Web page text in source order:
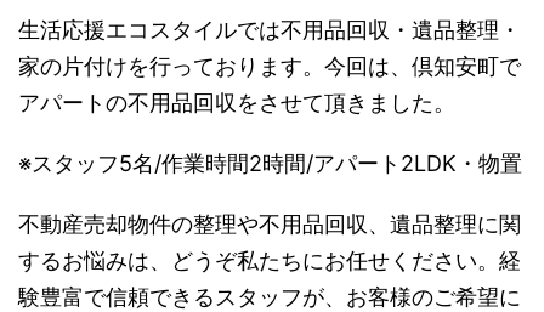
生活応援エコスタイルでは不用品回収・遺品整理・
家の片付けを行っております。今回は、倶知安町で
アパートの不用品回収をさせて頂きました。
※スタッフ5名/作業時間2時間/アパート2LDK・物置
不動産売却物件の整理や不用品回収、遺品整理に関
するお悩みは、どうぞ私たちにお任せください。経
験豊富で信頼できるスタッフが、お客様のご希望に